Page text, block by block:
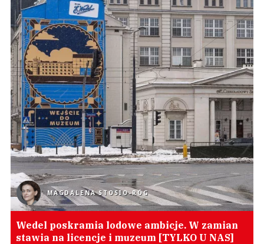
MAGDALENA STOSIO-RÓG
Wedel poskramia lodowe ambicje. W zamian
stawia na licencje i muzeum [TYLKO U NAS]